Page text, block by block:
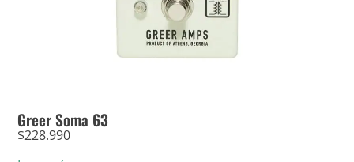
Greer Soma 63
$228.990